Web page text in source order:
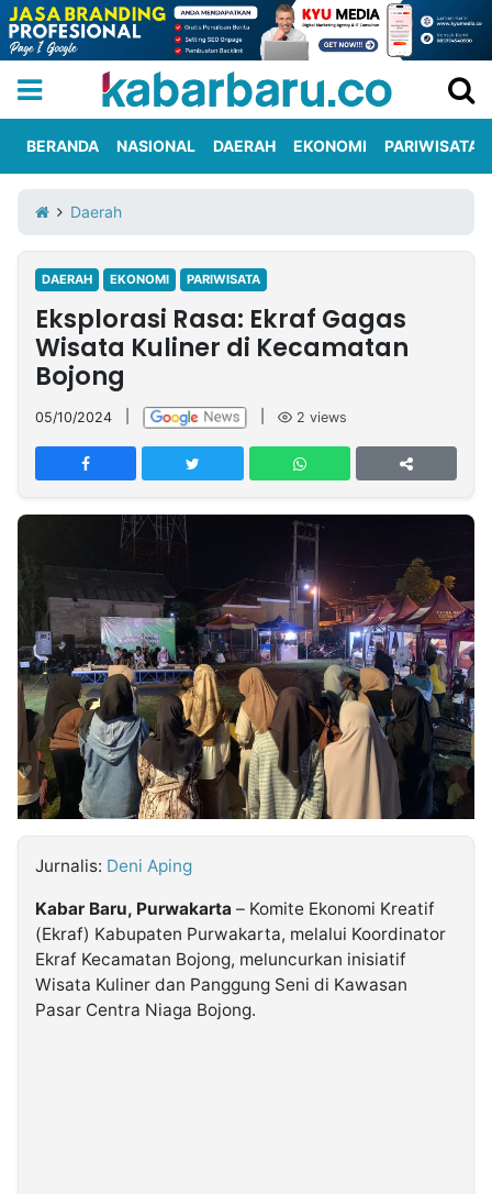
Iklan
Berita
Kami
Nasional
International
Olahraga
Entertainment
Daerah
Pariwisata
Kuliner
Kolom
Network
PT
TREETAN
INDONESIA
Partner
Insight
NTB
Suara
Time
Lens
IDN
Daily
Jogja
Jalan
Rakyat
Idealita
News
Kita
Notice
Dinamikapost.com
Radar
Baru
Seedbacklink
Follow
Kabarbaru
BERANDA NASIONAL DAERAH EKONOMI PARIWISATA
Daerah
DAERAH EKONOMI PARIWISATA
Eksplorasi Rasa: Ekraf Gagas
Wisata Kuliner di Kecamatan
Bojong
05/10/2024 2 views
Jurnalis: Deni Aping
Kabar Baru, Purwakarta – Komite Ekonomi Kreatif
(Ekraf) Kabupaten Purwakarta, melalui Koordinator
Ekraf Kecamatan Bojong, meluncurkan inisiatif
Wisata Kuliner dan Panggung Seni di Kawasan
Pasar Centra Niaga Bojong.